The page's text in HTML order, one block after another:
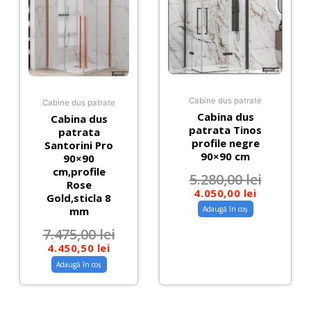
Cabine dus patrate
Cabina dus
patrata
Santorini Pro
90×90
cm,profile
Rose
Gold,sticla 8
mm
7.475,00lei
4.450,50 lei
Adaugă în coș
Cabine dus patrate
Cabina dus
patrata Tinos
profile negre
90×90 cm
5.280,00lei
4.050,00 lei
Adaugă în coș